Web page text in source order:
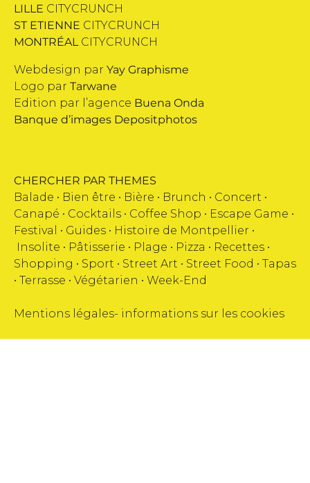
LILLE CITYCRUNCH
ST ETIENNE CITYCRUNCH
MONTRÉALCITYCRUNCH
Webdesign par Yay Graphisme
Logo par Tarwane
Edition par l’agence Buena Onda
Banque d’images Depositphotos
CHERCHER PAR THEMES
Balade • Bien être • Bière • Brunch • Concert •
Canapé • Cocktails • Coffee Shop • Escape Game •
Festival
• Guides • Histoire de Montpellier •
Insolite • Pâtisserie • Plage • Pizza • Recettes •
Shopping • Sport • Street Art • Street Food • Tapas
• Terrasse • Végétarien • Week-End
Mentions légales- informations sur les cookies